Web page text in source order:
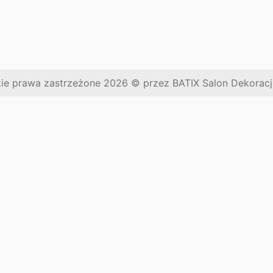
prawa zastrzeżone 2026 © przez BATIX Salon